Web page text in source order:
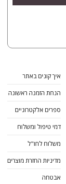
איך קונים באתר
הנחת הזמנה ראשונה
ספרים אלקטרוניים
דמי טיפול ומשלוח
משלוח לחו"ל
מדיניות החזרת מוצרים
אבטחה